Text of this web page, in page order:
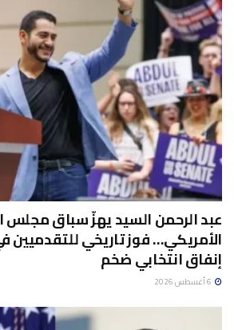
عبد الرحمن السيد يهزّ سباق مجلس
الأمريكي… فوز تاريخي
إنفاق انتخابي ضخم